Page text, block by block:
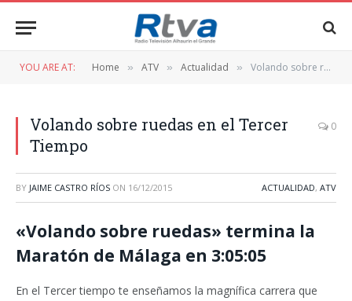
YOU ARE AT: Home » ATV » Actualidad » Volando sobre ruedas en el Tercer Tiempo
Volando sobre ruedas en el Tercer
Tiempo
0
BY JAIME CASTRO RÍOS ON 16/12/2015 ACTUALIDAD, ATV
«Volando sobre ruedas» termina la
Maratón de Málaga en 3:05:05
En el Tercer tiempo te enseñamos la magnífica carrera que